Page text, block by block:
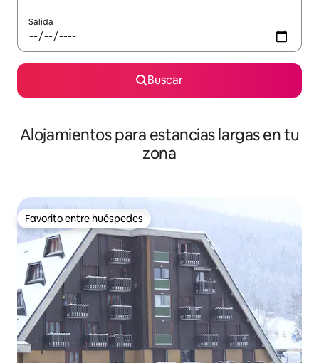
Salida
Buscar
Alojamientos para estancias largas en tu
zona
Favorito entre huéspedes
Favorito entre huéspedes